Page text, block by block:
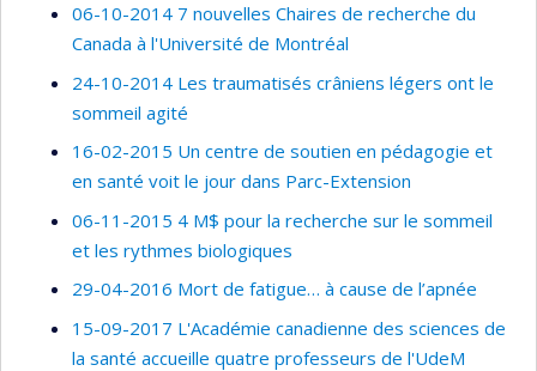
06-10-2014 7 nouvelles Chaires de recherche du
Canada à l'Université de Montréal
24-10-2014 Les traumatisés crâniens légers ont le
sommeil agité
16-02-2015 Un centre de soutien en pédagogie et
en santé voit le jour dans Parc-Extension
06-11-2015 4 M$ pour la recherche sur le sommeil
et les rythmes biologiques
29-04-2016 Mort de fatigue… à cause de l’apnée
15-09-2017 L'Académie canadienne des sciences de
la santé accueille quatre professeurs de l'UdeM